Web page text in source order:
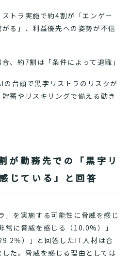
トラ実施で約4割が「エンゲー
る」、利益優先への姿勢が不信
、約7割は「条件によって退職」
台頭で黒字リストラのリスクが
蓄やリスキリングで備える動き
が勤務先での「黒字リ
じている」と回答
」を実施する可能性に脅威を感じ
常に脅威を感じる（10.0%）」
％）」と回答したIT人材は合
た。脅威を感じる理由としては